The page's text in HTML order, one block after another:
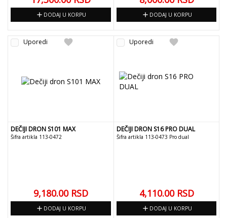
add DODAJ U KORPU add DODAJ U KORPU
favorite
Uporedi
DEČIJI DRON S101 MAX
Šifra artikla 113-0472
9,180.00 RSD
add DODAJ U KORPU
favorite
Uporedi
DEČIJI DRON S16 PRO DUAL
Šifra artikla 113-0473 Pro dual
4,110.00 RSD
add DODAJ U KORPU